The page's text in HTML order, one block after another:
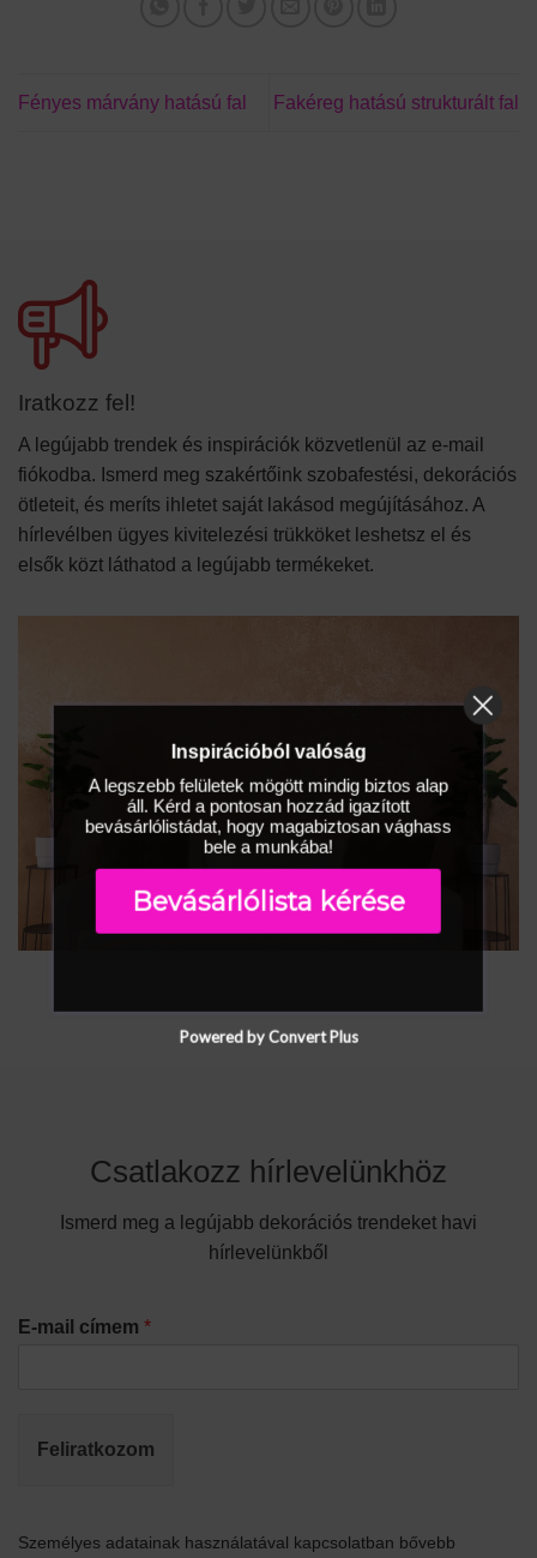
Fényes márvány hatású fal Fakéreg hatású strukturált fal
Iratkozz fel!
A legújabb trendek és inspirációk közvetlenül az e-mail
fiókodba. Ismerd meg szakértőink szobafestési, dekorációs
ötleteit, és meríts ihletet saját lakásod megújításához. A
hírlevélben ügyes kivitelezési trükköket leshetsz el és
elsők közt láthatod a legújabb termékeket.
Csatlakozz hírlevelünkhöz
Ismerd meg a legújabb dekorációs trendeket havi
hírlevelünkből
E-mail címem *
Feliratkozom
Személyes adatainak használatával kapcsolatban bővebb
Inspirációból valóság
A legszebb felületek mögött mindig biztos alap
áll. Kérd a pontosan hozzád igazított
bevásárlólistádat, hogy magabiztosan vághass
bele a munkába!
Bevásárlólista kérése
Powered by Convert Plus